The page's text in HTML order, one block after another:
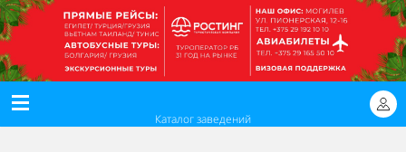
Каталог заведений